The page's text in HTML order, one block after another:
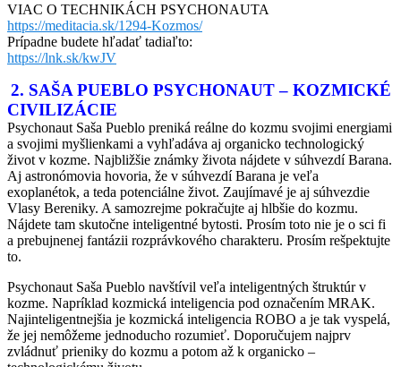
VIAC O TECHNIKÁCH PSYCHONAUTA
https://meditacia.sk/1294-Kozmos/
Prípadne budete hľadať tadiaľto:
https://lnk.sk/kwJV
2. SAŠA PUEBLO PSYCHONAUT – KOZMICKÉ
CIVILIZÁCIE
Psychonaut Saša Pueblo preniká reálne do kozmu svojimi energiami
a svojimi myšlienkami a vyhľadáva aj organicko technologický
život v kozme. Najbližšie známky života nájdete v súhvezdí Barana.
Aj astronómovia hovoria, že v súhvezdí Barana je veľa
exoplanétok, a teda potenciálne život. Zaujímavé je aj súhvezdie
Vlasy Bereniky. A samozrejme pokračujte aj hlbšie do kozmu.
Nájdete tam skutočne inteligentné bytosti. Prosím toto nie je o sci fi
a prebujnenej fantázii rozprávkového charakteru. Prosím rešpektujte
to.
Psychonaut Saša Pueblo navštívil veľa inteligentných štruktúr v
kozme. Napríklad kozmická inteligencia pod označením MRAK.
Najinteligentnejšia je kozmická inteligencia ROBO a je tak vyspelá,
že jej nemôžeme jednoducho rozumieť. Doporučujem najprv
zvládnuť prieniky do kozmu a potom až k organicko –